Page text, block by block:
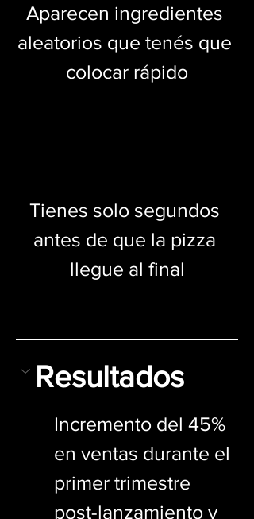
Aparecen ingredientes
aleatorios que tenés que
colocar rápido
Tienes solo segundos
antes de que la pizza
llegue al final
Resultados
Incremento del 45%
en ventas durante el
primer trimestre
post-lanzamiento y